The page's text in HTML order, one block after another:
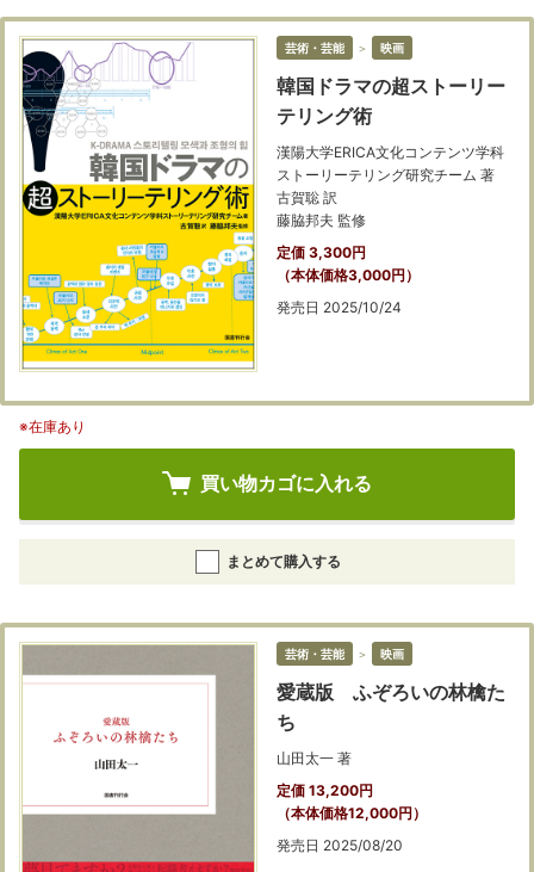
芸術・芸能 ＞ 映画
韓国ドラマの超ストーリー
テリング術
漢陽大学ERICA文化コンテンツ学科
ストーリーテリング研究チーム 著
古賀聡 訳
藤脇邦夫 監修
定価 3,300円
（本体価格3,000円）
発売日 2025/10/24
※在庫あり
買い物カゴに入れる
まとめて購入する
芸術・芸能 ＞ 映画
愛蔵版 ふぞろいの林檎た
ち
山田太一 著
定価 13,200円
（本体価格12,000円）
発売日 2025/08/20